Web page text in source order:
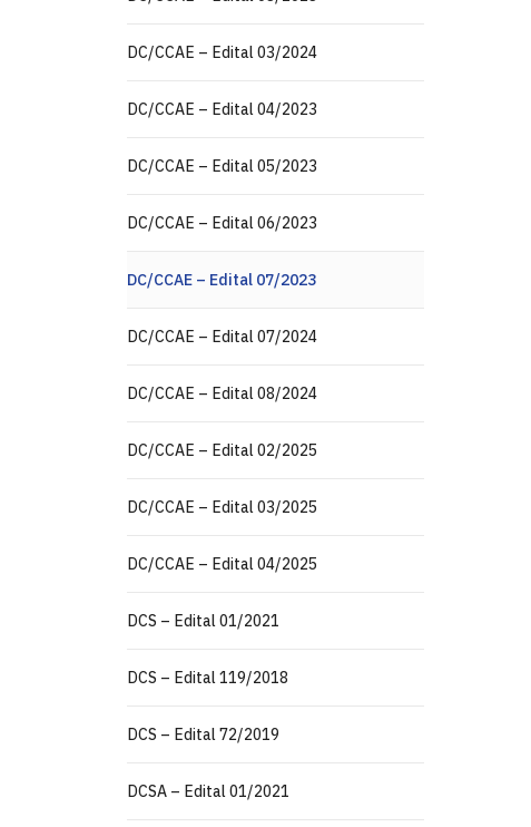
DC/CCAE – Edital 03/2024
DC/CCAE – Edital 04/2023
DC/CCAE – Edital 05/2023
DC/CCAE – Edital 06/2023
DC/CCAE – Edital 07/2023
DC/CCAE – Edital 07/2024
DC/CCAE – Edital 08/2024
DC/CCAE – Edital 02/2025
DC/CCAE – Edital 03/2025
DC/CCAE – Edital 04/2025
DCS – Edital 01/2021
DCS – Edital 119/2018
DCS – Edital 72/2019
DCSA – Edital 01/2021